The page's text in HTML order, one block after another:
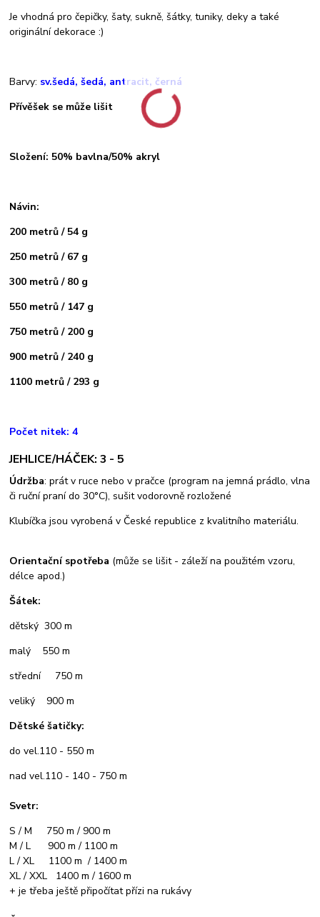
Je vhodná pro čepičky, šaty, sukně, šátky, tuniky, deky a také
originální dekorace :)
Barvy: sv.šedá, šedá, antracit, černá
Přívěšek se může lišit
Složení: 50% bavlna/50% akryl
Návin:
200 metrů / 54 g
250 metrů / 67 g
300 metrů / 80 g
550 metrů / 147 g
750 metrů / 200 g
900 metrů / 240 g
1100 metrů / 293 g
Počet nitek: 4
JEHLICE/HÁČEK: 3 - 5
Údržba: prát v ruce nebo v pračce (program na jemná prádlo, vlna
či ruční praní do 30°C), sušit vodorovně rozložené
Klubíčka jsou vyrobená v České republice z kvalitního materiálu.
Orientační spotřeba (může se lišit - záleží na použitém vzoru,
délce apod.)
Šátek:
dětský 300 m
malý 550 m
střední 750 m
veliký 900 m
Dětské šatičky:
do vel.110 - 550 m
nad vel.110 - 140 - 750 m
Svetr:
S / M 750 m / 900 m
M / L 900 m / 1100 m
L / XL 1100 m / 1400 m
XL / XXL 1400 m / 1600 m
+ je třeba ještě připočítat přízi na rukávy